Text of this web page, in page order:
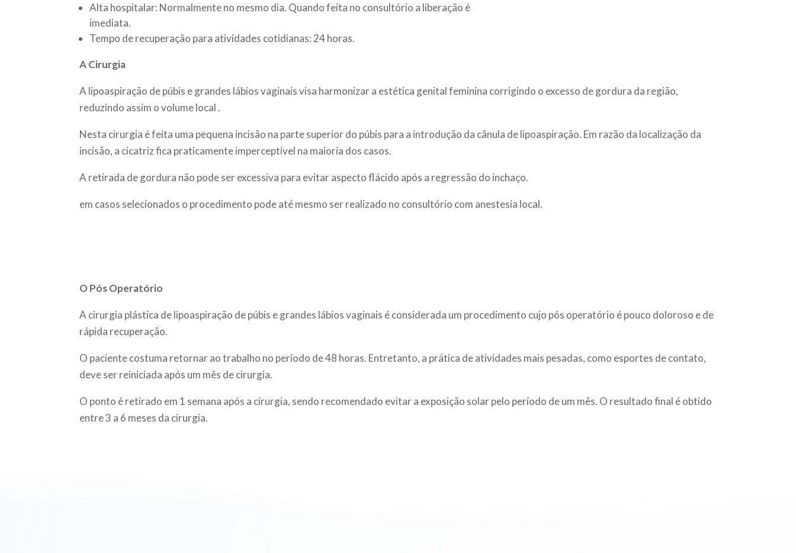
Alta hospitalar: Normalmente no mesmo dia. Quando feita no consultório a liberação é
imediata.
Tempo de recuperação para atividades cotidianas: 24 horas.
A Cirurgia
A lipoaspiração de púbis e grandes lábios vaginais visa harmonizar a estética genital feminina corrigindo o excesso de gordura da região,
reduzindo assim o volume local .
Nesta cirurgia é feita uma pequena incisão na parte superior do púbis para a introdução da cânula de lipoaspiração. Em razão da localização da
incisão, a cicatriz fica praticamente imperceptível na maioria dos casos.
A retirada de gordura não pode ser excessiva para evitar aspecto flácido após a regressão do inchaço.
em casos selecionados o procedimento pode até mesmo ser realizado no consultório com anestesia local.
O Pós Operatório
A cirurgia plástica de lipoaspiração de púbis e grandes lábios vaginais é considerada um procedimento cujo pós operatório é pouco doloroso e de
rápida recuperação.
O paciente costuma retornar ao trabalho no período de 48 horas. Entretanto, a prática de atividades mais pesadas, como esportes de contato,
deve ser reiniciada após um mês de cirurgia.
O ponto é retirado em 1 semana após a cirurgia, sendo recomendado evitar a exposição solar pelo período de um mês. O resultado final é obtido
entre 3 a 6 meses da cirurgia.